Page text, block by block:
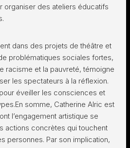
organiser des ateliers éducatifs
dans des projets de théâtre et
problématiques sociales fortes,
racisme et la pauvreté, témoigne
les spectateurs à la réflexion.
éveiller les consciences et
somme, Catherine Alric est
l’engagement artistique se
actions concrètes qui touchent
personnes. Par son implication,